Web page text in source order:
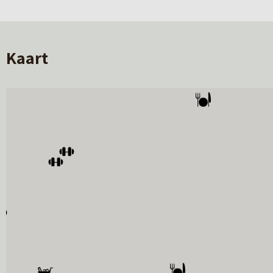
detaillering zorgen voor rust en comfort in huis.
het groen en toch op korte afstand van alles wat
Heb je vragen over het project? Neem een kijkje
nieuwbouw@makelaardijhoekstra .nl
Kaart